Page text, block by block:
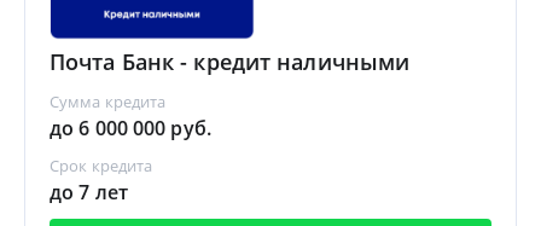
Почта Банк - кредит наличными
Сумма кредита
до 6 000 000 руб.
Срок кредита
до 7 лет